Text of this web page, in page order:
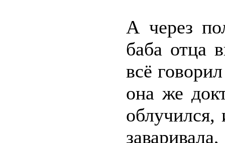
А через
баба отца
всё
она же